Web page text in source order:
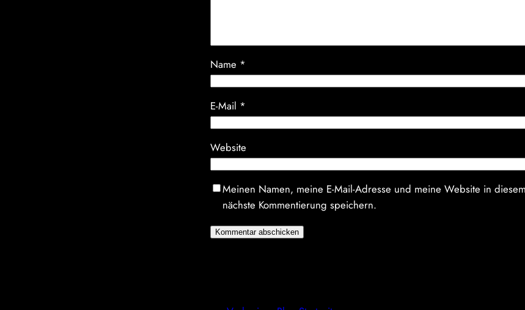
Name *
E-Mail *
Website
Meinen Namen, meine E-Mail-Adresse und meine Website in
nächste Kommentierung speichern.